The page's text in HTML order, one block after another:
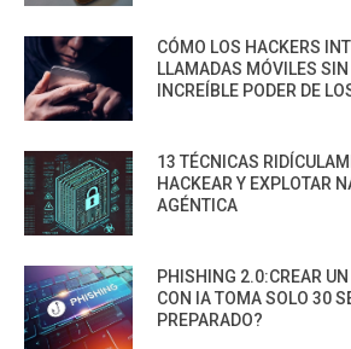
CÓMO LOS HACKERS
LLAMADAS MÓVILES SIN
INCREÍBLE PODER DE
13 TÉCNICAS
HACKEAR Y EXPLOTAR
AGÉNTICA
PHISHING 2.0:CREAR
CON IA TOMA SOLO 30
PREPARADO?